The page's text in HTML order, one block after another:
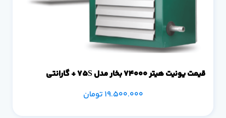
قیمت یونیت هیتر 74000 بخار مدل 75S + گارانتی
19.500.000تومان